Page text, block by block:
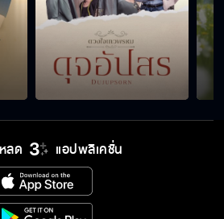
ลด แอปพลิเคชั่น